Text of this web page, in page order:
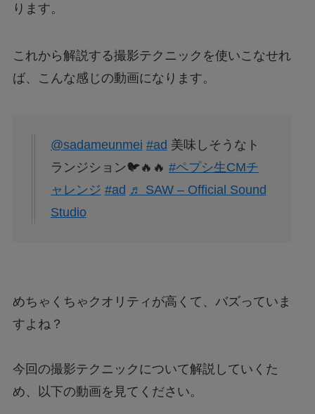
ります。
これから解説する撮影テクニックを使いこなせれ
ば、こんな感じの動画になります。
@sadameunmei #ad 美味しそうなト
ランジション🐦🔥🔥 #ペプシ生CMチ
ャレンジ #ad ♬ SAW – Official Sound
Studio
めちゃくちゃクオリティが高くて、バズっていま
すよね？
今回の撮影テクニックについて解説していくた
め、以下の動画を見てください。